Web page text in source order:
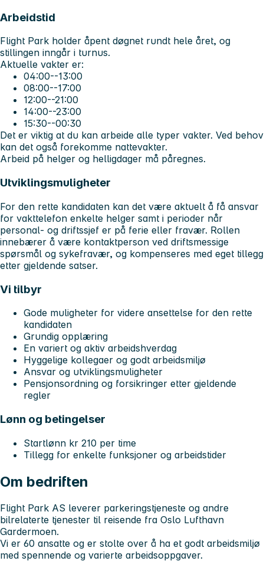
Arbeidstid
Flight Park holder åpent døgnet rundt hele året, og
stillingen inngår i turnus.
Aktuelle vakter er:
04:00--13:00
08:00--17:00
12:00--21:00
14:00--23:00
15:30--00:30
Det er viktig at du kan arbeide alle typer vakter. Ved behov
kan det også forekomme nattevakter.
Arbeid på helger og helligdager må påregnes.
Utviklingsmuligheter
For den rette kandidaten kan det være aktuelt å få ansvar
for vakttelefon enkelte helger samt i perioder når
personal- og driftssjef er på ferie eller fravær. Rollen
innebærer å være kontaktperson ved driftsmessige
spørsmål og sykefravær, og kompenseres med eget tillegg
etter gjeldende satser.
Vi tilbyr
Gode muligheter for videre ansettelse for den rette
kandidaten
Grundig opplæring
En variert og aktiv arbeidshverdag
Hyggelige kollegaer og godt arbeidsmiljø
Ansvar og utviklingsmuligheter
Pensjonsordning og forsikringer etter gjeldende
regler
Lønn og betingelser
Startlønn kr 210 per time
Tillegg for enkelte funksjoner og arbeidstider
Om bedriften
Flight Park AS leverer parkeringstjeneste og andre
bilrelaterte tjenester til reisende fra Oslo Lufthavn
Gardermoen.
Vi er 60 ansatte og er stolte over å ha et godt arbeidsmiljø
med spennende og varierte arbeidsoppgaver.